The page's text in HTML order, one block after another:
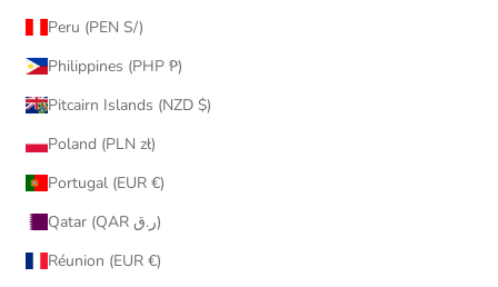
Peru (PEN S/)
Philippines (PHP ₱)
Pitcairn Islands (NZD $)
Poland (PLN zł)
Portugal (EUR €)
Qatar (QAR ر.ق)
Réunion (EUR €)